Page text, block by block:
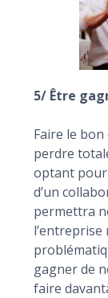
5/ Être
Faire le
perdre
optant
d’un
permettra
l’entreprise
gagner de
faire